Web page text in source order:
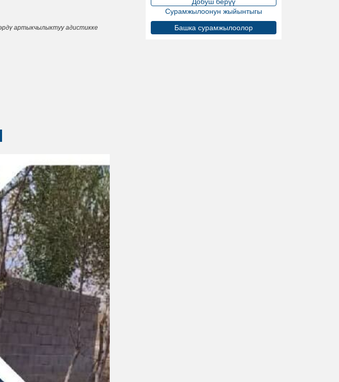
артыкчылыктуу адистикке
Сурамжылоонун жыйынтыгы
Башка сурамжылоолор